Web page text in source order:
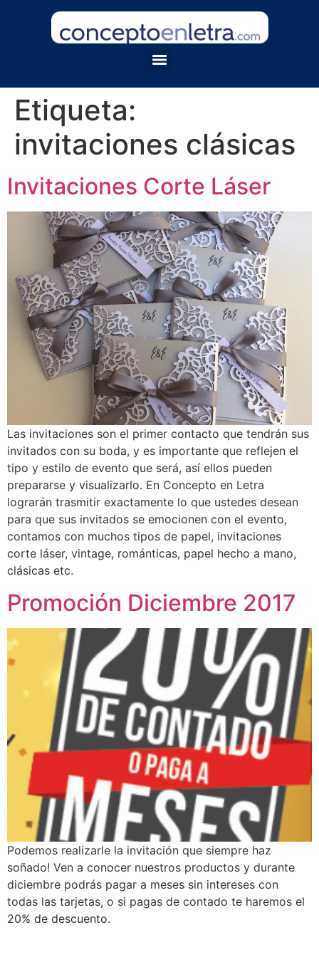
Etiqueta:
invitaciones clásicas
Invitaciones Corte Láser
Las invitaciones son el primer contacto que tendrán sus
invitados con su boda, y es importante que reflejen el
tipo y estilo de evento que será, así ellos pueden
prepararse y visualizarlo. En Concepto en Letra
lograrán trasmitir exactamente lo que ustedes desean
para que sus invitados se emocionen con el evento,
contamos con muchos tipos de papel, invitaciones
corte láser, vintage, románticas, papel hecho a mano,
clásicas etc.
Promoción Diciembre 2017
Podemos realizarle la invitación que siempre haz
soñado! Ven a conocer nuestros productos y durante
diciembre podrás pagar a meses sin intereses con
todas las tarjetas, o si pagas de contado te haremos el
20% de descuento.